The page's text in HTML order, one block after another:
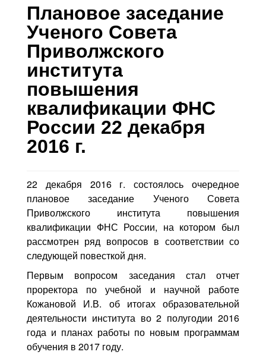
Услуги проживания
Контакты
Блог
Плановое заседание
Ученого Совета
Приволжского
института
повышения
квалификации ФНС
России 22 декабря
2016 г.
22 декабря 2016 г. состоялось очередное
плановое заседание Ученого Совета
Приволжского института повышения
квалификации ФНС России, на котором был
рассмотрен ряд вопросов в соответствии со
следующей повесткой дня.
Первым вопросом заседания стал отчет
проректора по учебной и научной работе
Кожановой И.В. об итогах образовательной
деятельности института во 2 полугодии 2016
года и планах работы по новым программам
обучения в 2017 году.